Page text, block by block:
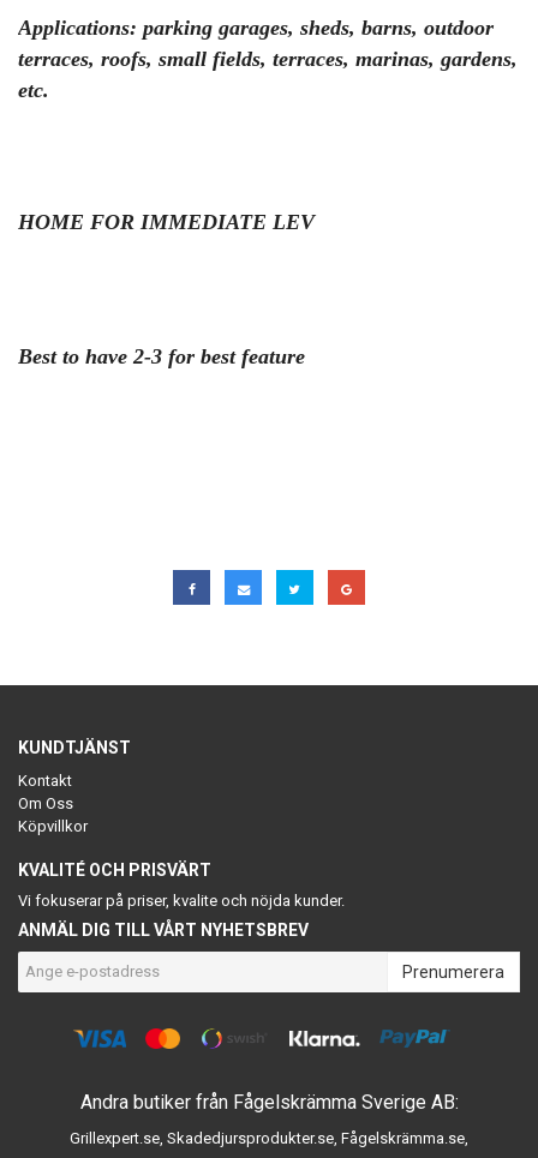
Applications: parking garages, sheds, barns, outdoor
terraces, roofs, small fields, terraces, marinas, gardens,
etc.
HOME FOR IMMEDIATE LEV
Best to have 2-3 for best feature
KUNDTJÄNST
Kontakt
Om Oss
Köpvillkor
KVALITÉ OCH PRISVÄRT
Vi fokuserar på priser, kvalite och nöjda kunder.
ANMÄL DIG TILL VÅRT NYHETSBREV
Prenumerera
Andra butiker från Fågelskrämma Sverige AB:
Grillexpert.se, Skadedjursprodukter.se, Fågelskrämma.se,